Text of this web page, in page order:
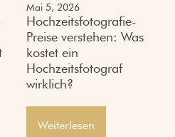
Hochzeitsfotografie-
Preise verstehen: Was
kostet ein
Hochzeitsfotograf
wirklich?
Mai 5, 2026
Weiterlesen